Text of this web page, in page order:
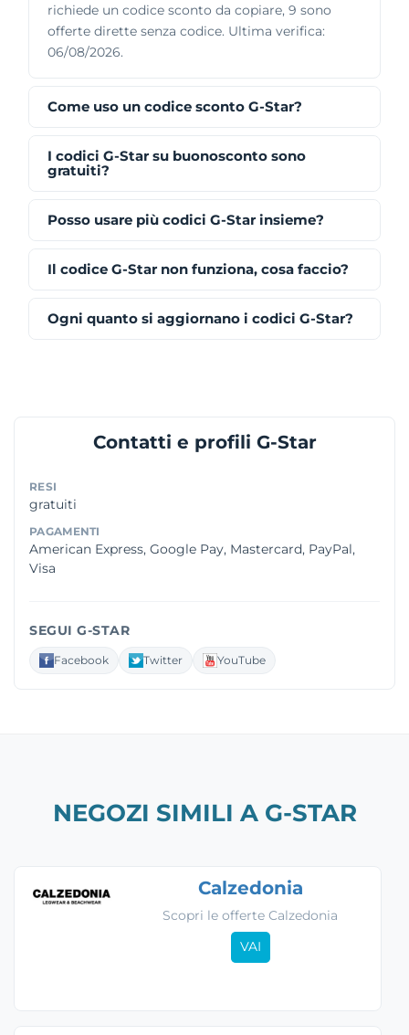
richiede un codice sconto da copiare, 9 sono
offerte dirette senza codice. Ultima verifica:
06/08/2026.
Come uso un codice sconto G-Star?
I codici G-Star su buonosconto sono
gratuiti?
Posso usare più codici G-Star insieme?
Il codice G-Star non funziona, cosa faccio?
Ogni quanto si aggiornano i codici G-Star?
Contatti e profili G-Star
RESI
gratuiti
PAGAMENTI
American Express, Google Pay, Mastercard, PayPal,
Visa
SEGUI G-STAR
Facebook Twitter YouTube
NEGOZI SIMILI A G-STAR
Calzedonia
Scopri le offerte Calzedonia
VAI